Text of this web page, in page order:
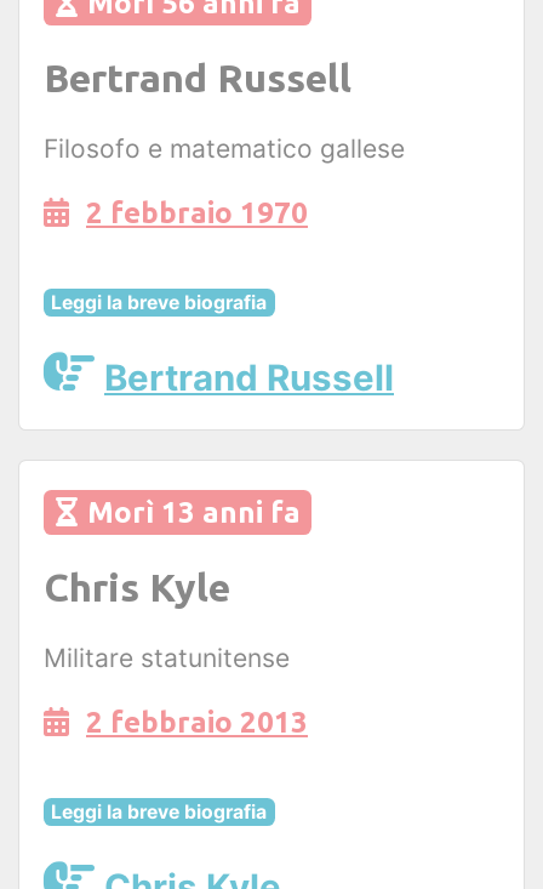
Bertrand Russell
Filosofo e matematico gallese
2 febbraio 1970
Leggi la breve biografia
Bertrand Russell
Morì 13 anni fa
Chris Kyle
Militare statunitense
2 febbraio 2013
Leggi la breve biografia